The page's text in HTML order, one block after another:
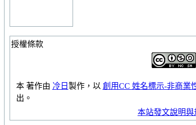
授權條款
本 著作由 冷日 製作，以 創用CC 姓名標示-非商業
出。
本站發文說明與